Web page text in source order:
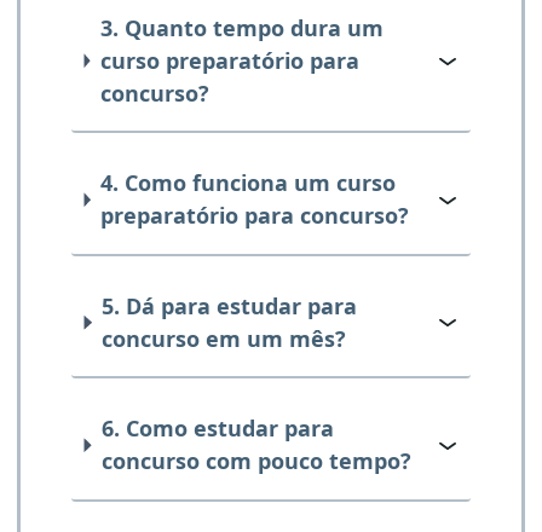
3. Quanto tempo dura um
curso preparatório para
concurso?
4. Como funciona um curso
preparatório para concurso?
5. Dá para estudar para
concurso em um mês?
6. Como estudar para
concurso com pouco tempo?